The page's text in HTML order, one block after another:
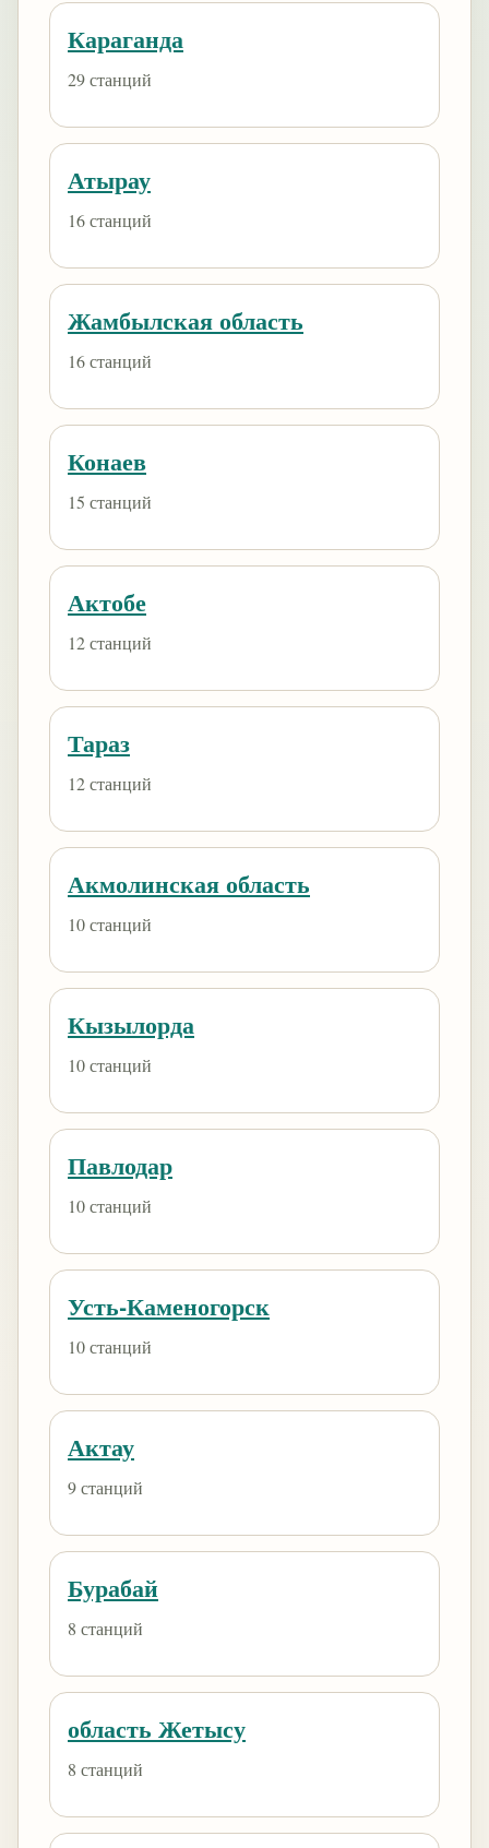
Караганда
29 станций
Атырау
16 станций
Жамбылская область
16 станций
Конаев
15 станций
Актобе
12 станций
Тараз
12 станций
Акмолинская область
10 станций
Кызылорда
10 станций
Павлодар
10 станций
Усть-Каменогорск
10 станций
Актау
9 станций
Бурабай
8 станций
область Жетысу
8 станций